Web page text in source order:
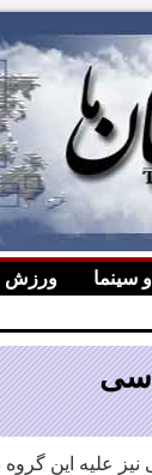
سینما ورزش
علیه این گروه